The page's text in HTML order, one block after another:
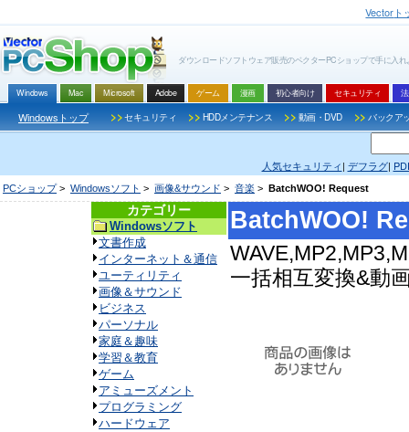
Vector ト
ダウンロードソフトウェア販売のベクターPCショップで手に入
Windows Mac Microsoft Adobe ゲーム 漫画 初心者向け セキュリティ
Windowsトップ >>セキュリティ >> HDDメンテナンス >> 動画・DVD >> バックア
人気セキュリティ| デフラグ|
PCショップ> Windowsソフト > 画像&サウンド > 音楽 > BatchWOO! Request
カテゴリー
Windowsソフト
文書作成
インターネット＆通信
ユーティリティ
画像＆サウンド
ビジネス
パーソナル
家庭＆趣味
学習＆教育
ゲーム
アミューズメント
プログラミング
ハードウェア
BatchWOO!
一括相互変換&動